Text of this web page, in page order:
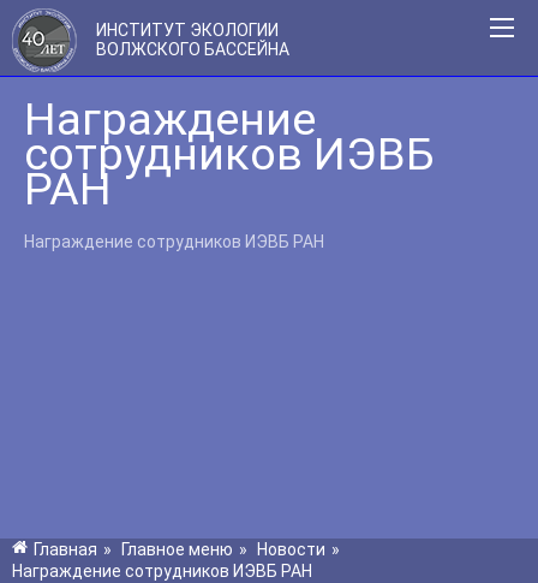
ИНСТИТУТ ЭКОЛОГИИ
ВОЛЖСКОГО БАССЕЙНА
Награждение
сотрудников ИЭВБ
РАН
Награждение сотрудников ИЭВБ РАН
Главная » Главное меню » Новости »
Награждение сотрудников ИЭВБ РАН